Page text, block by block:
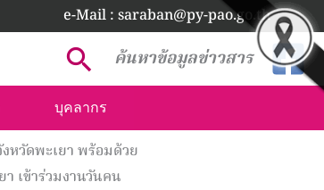
e-Mail : saraban@py-pao.go.th
Search
ค้นหาข้อมูลข่าวสาร
บุคลากร
หวัดพะเยา พร้อมด้วย
เข้าร่วมงานวันคน